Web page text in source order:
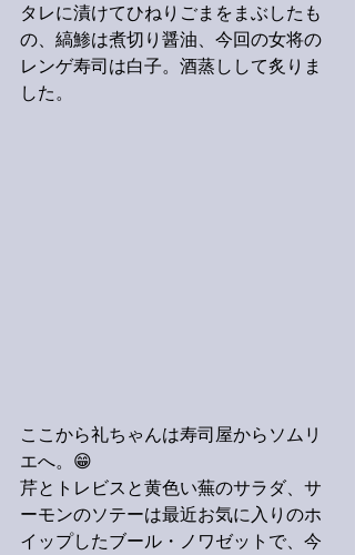
タレに漬けてひねりごまをまぶしたも
の、縞鯵は煮切り醤油、今回の女将の
レンゲ寿司は白子。酒蒸しして炙りま
した。
ここから礼ちゃんは寿司屋からソムリ
エへ。😁
芹とトレビスと黄色い蕪のサラダ、サ
ーモンのソテーは最近お気に入りのホ
イップしたブール・ノワゼットで、今